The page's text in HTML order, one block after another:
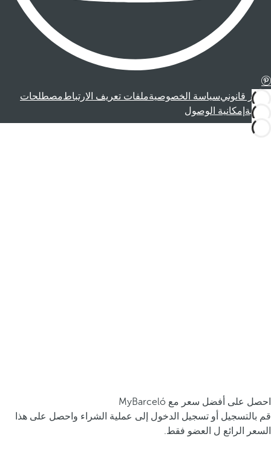
إشعار قانونيسياسة الخصوصيةملفات تعريف الارتباطمصطلحات
قانونية إمكانية الوصول
احصل على أفضل سعر مع MyBarceló
قم بالتسجيل أو تسجيل الدخول إلى عملية الشراء واحصل على هذا
السعر الرائع ل العضو فقط.